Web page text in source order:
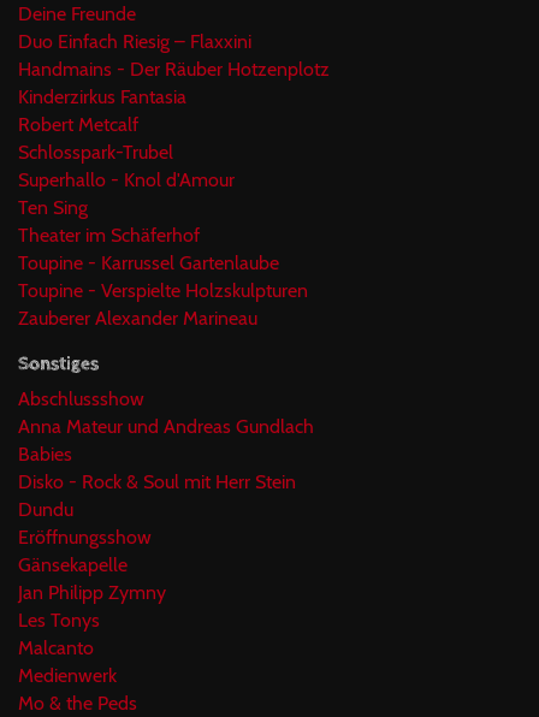
Deine Freunde
Duo Einfach Riesig – Flaxxini
Handmains - Der Räuber Hotzenplotz
Kinderzirkus Fantasia
Robert Metcalf
Schlosspark-Trubel
Superhallo - Knol d'Amour
Ten Sing
Theater im Schäferhof
Toupine - Karrussel Gartenlaube
Toupine - Verspielte Holzskulpturen
Zauberer Alexander Marineau
Sonstiges
Abschlussshow
Anna Mateur und Andreas Gundlach
Babies
Disko - Rock & Soul mit Herr Stein
Dundu
Eröffnungsshow
Gänsekapelle
Jan Philipp Zymny
Les Tonys
Malcanto
Medienwerk
Mo & the Peds